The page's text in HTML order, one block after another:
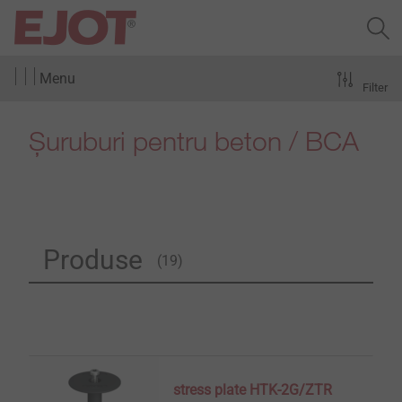
Menu
Șuruburi pentru beton / BCA
Produse (19)
Filter
stress plate HTK-2G/ZTR